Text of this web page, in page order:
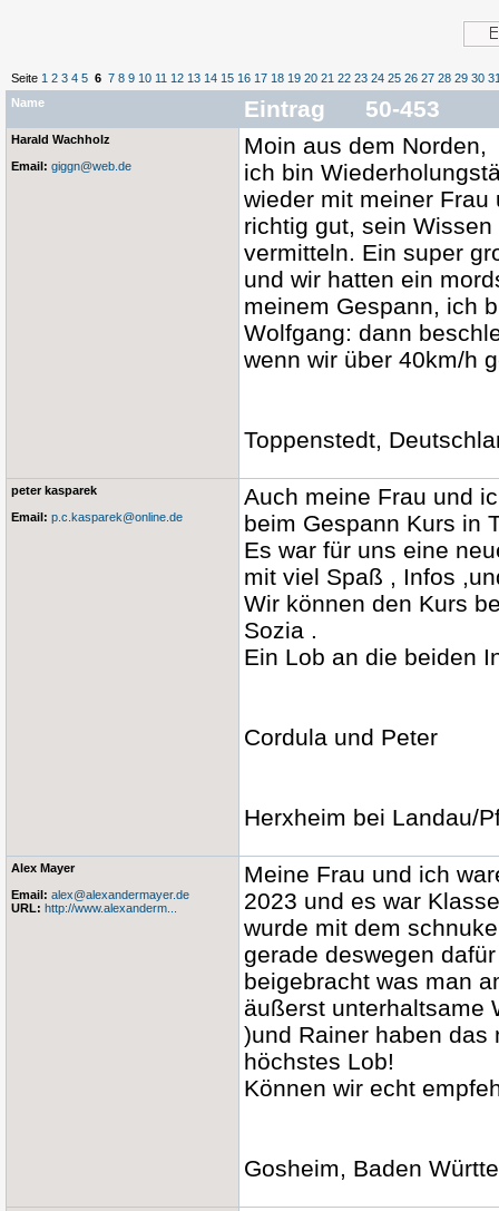
Seite 1 2 3 4 5 6 7 8 9 10 11 12 13 14 15 16 17 18 19 20 21 22 23 24 25 26 27 28 29 30
Name
Eintrag 50-453
Harald Wachholz
Email: giggn@web.de
Moin aus dem Norden,
ich bin
wieder mit meiner
richtig gut, sein
vermitteln. Ein super
und wir hatten ein
meinem Gespann, ich
Wolfgang: dann
wenn wir über 40km/h
Toppenstedt,
peter kasparek
Email: p.c.kasparek@online.de
Auch meine Frau und
beim Gespann Kurs in
Es war für uns eine
mit viel Spaß , Infos
Wir können den Kurs
Sozia .
Ein Lob an die beiden
Cordula und Peter
Herxheim bei Landau/
Alex Mayer
Email: alex@alexandermayer.de
URL: http://www.alexanderm...
Meine Frau und ich
2023 und es war
wurde mit dem
gerade deswegen
beigebracht was man
äußerst unterhaltsame
)und Rainer haben das
höchstes Lob!
Können wir echt
Gosheim, Baden